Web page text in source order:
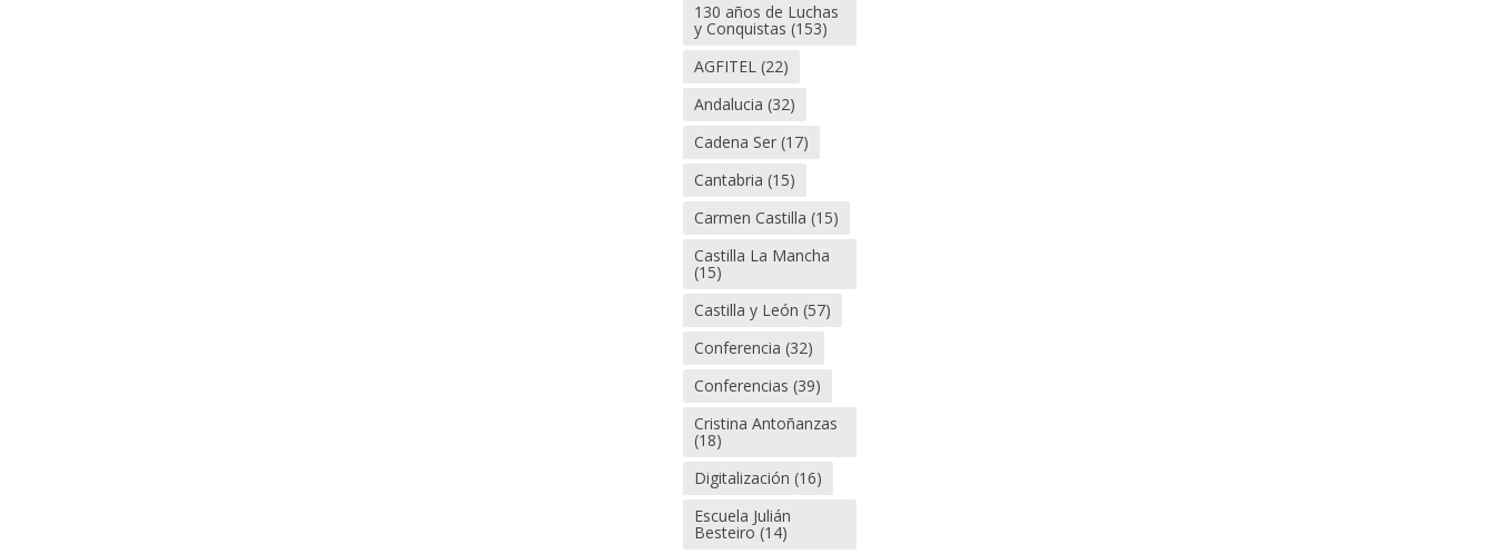
130 años de Luchas
y Conquistas (153)
AGFITEL (22)
Andalucia (32)
Cadena Ser (17)
Cantabria (15)
Carmen Castilla (15)
Castilla La Mancha
(15)
Castilla y León (57)
Conferencia (32)
Conferencias (39)
Cristina Antoñanzas
(18)
Digitalización (16)
Escuela Julián
Besteiro(14)